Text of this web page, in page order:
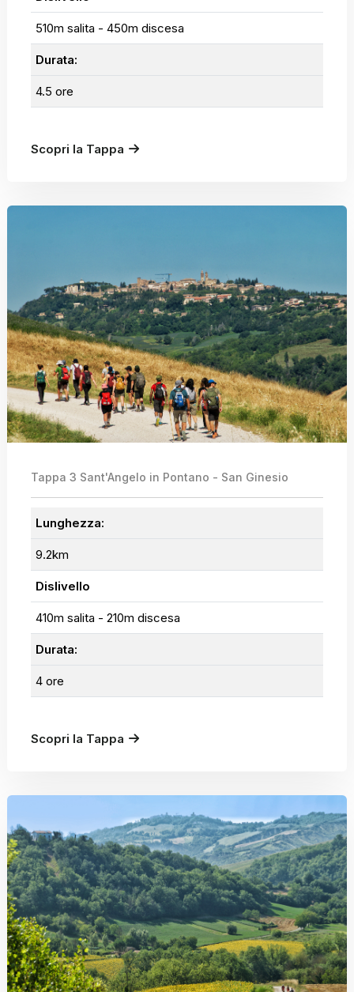
510m salita - 450m discesa
Durata:
4.5 ore
Scopri la Tappa
Tappa 3 Sant'Angelo in Pontano - San Ginesio
Lunghezza:
9.2km
Dislivello
410m salita - 210m discesa
Durata:
4 ore
Scopri la Tappa